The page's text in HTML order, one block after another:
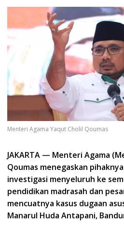
Menteri Agama Yaqut Cholil Qoumas
JAKARTA — Menteri Agama
Qoumas menegaskan
investigasi menyeluruh ke
pendidikan madrasah dan
mencuatnya kasus dugaan
Manarul Huda Antapani,